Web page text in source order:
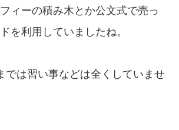
ィーの積み木とか公文式で売っ
を利用していましたね。
では習い事などは全くしていませ